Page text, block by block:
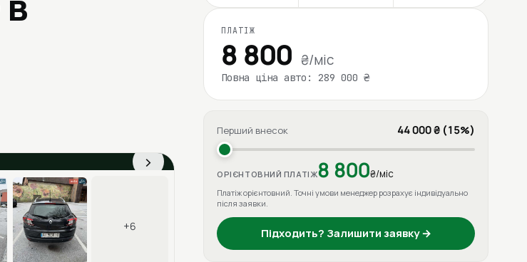
›
+6
ПЛАТІЖ
8 800 ₴/міс
Повна ціна авто: 289 000 ₴
Перший внесок 44 000 ₴ (15%)
ОРІЄНТОВНИЙ ПЛАТІЖ8 800₴/міс
Платіж орієнтовний. Точні умови менеджер розрахує індивідуально
після заявки.
Підходить? Залишити заявку →